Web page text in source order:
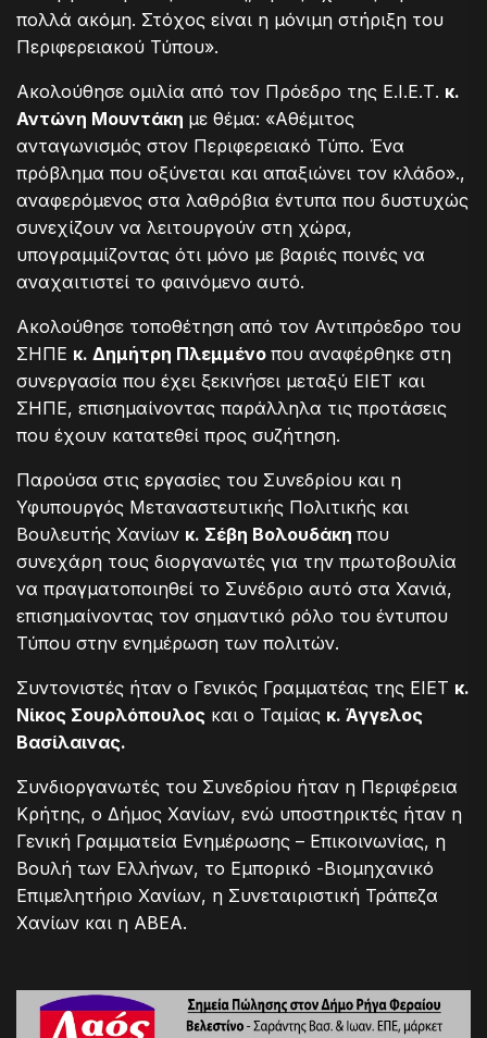
πολλά ακόμη. Στόχος είναι η μόνιμη στήριξη του
Περιφερειακού Τύπου».
Ακολούθησε ομιλία από τον Πρόεδρο της Ε.Ι.Ε.Τ. κ.
Αντώνη Μουντάκη με θέμα: «Αθέμιτος
ανταγωνισμός στον Περιφερειακό Τύπο. Ένα
πρόβλημα που οξύνεται και απαξιώνει τον κλάδο».,
αναφερόμενος στα λαθρόβια έντυπα που δυστυχώς
συνεχίζουν να λειτουργούν στη χώρα,
υπογραμμίζοντας ότι μόνο με βαριές ποινές να
αναχαιτιστεί το φαινόμενο αυτό.
Ακολούθησε τοποθέτηση από τον Αντιπρόεδρο του
ΣΗΠΕ κ. Δημήτρη Πλεμμένο που αναφέρθηκε στη
συνεργασία που έχει ξεκινήσει μεταξύ ΕΙΕΤ και
ΣΗΠΕ, επισημαίνοντας παράλληλα τις προτάσεις
που έχουν κατατεθεί προς συζήτηση.
Παρούσα στις εργασίες του Συνεδρίου και η
Υφυπουργός Μεταναστευτικής Πολιτικής και
Βουλευτής Χανίων κ. Σέβη Βολουδάκη που
συνεχάρη τους διοργανωτές για την πρωτοβουλία
να πραγματοποιηθεί το Συνέδριο αυτό στα Χανιά,
επισημαίνοντας τον σημαντικό ρόλο του έντυπου
Τύπου στην ενημέρωση των πολιτών.
Συντονιστές ήταν ο Γενικός Γραμματέας της ΕΙΕΤ κ.
Νίκος Σουρλόπουλος και ο Ταμίας κ. Άγγελος
Βασίλαινας.
Συνδιοργανωτές του Συνεδρίου ήταν η Περιφέρεια
Κρήτης, ο Δήμος Χανίων, ενώ υποστηρικτές ήταν η
Γενική Γραμματεία Ενημέρωσης – Επικοινωνίας, η
Βουλή των Ελλήνων, το Εμπορικό -Βιομηχανικό
Επιμελητήριο Χανίων, η Συνεταιριστική Τράπεζα
Χανίων και η ΑΒΕΑ.